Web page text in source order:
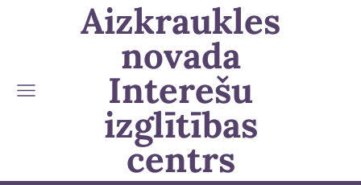
Aizkraukles
novada
Interešu
izglītības
centrs